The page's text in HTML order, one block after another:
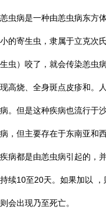
恙虫病是一种由恙虫病东方
小的寄生虫，隶属于立克次
生虫）咬了，就会传染恙虫
现高烧、全身斑点皮疹和。
病。但是这种疾病也流行于
病，但主要存在于东南亚和
疾病都是由恙虫病引起的，
持续10至20天。如果加以 ，
则会出现乃至死亡。